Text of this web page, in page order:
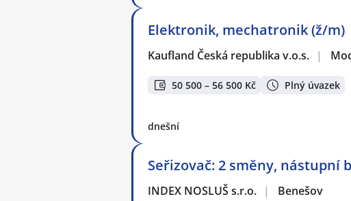
Elektronik, mechatronik (ž/m)
Kaufland Česká republika v.o.s. |
50 500 – 56 500 Kč Plný úvazek
dnešní
Seřizovač: 2 směny, nástupní
INDEX NOSLUŠ s.r.o. | Benešov